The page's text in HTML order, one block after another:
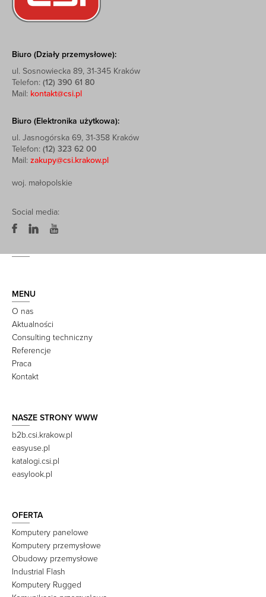
Biuro (Działy przemysłowe):
ul. Sosnowiecka 89, 31-345 Kraków
Telefon: (12) 390 61 80
Mail: kontakt@csi.pl
Biuro (Elektronika użytkowa):
ul. Jasnogórska 69, 31-358 Kraków
Telefon: (12) 323 62 00
Mail: zakupy@csi.krakow.pl
woj. małopolskie
Social media:
MENU
O nas
Aktualności
Consulting techniczny
Referencje
Praca
Kontakt
NASZE STRONY WWW
b2b.csi.krakow.pl
easyuse.pl
katalogi.csi.pl
easylook.pl
OFERTA
Komputery panelowe
Komputery przemysłowe
Obudowy przemysłowe
Industrial Flash
Komputery Rugged